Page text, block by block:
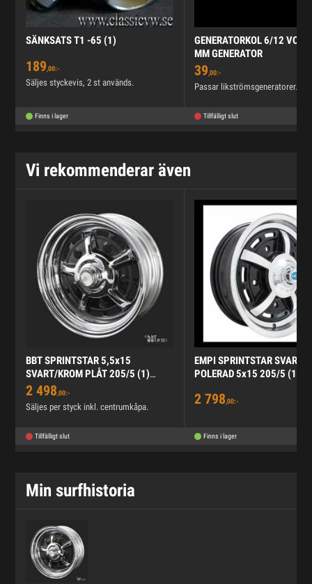
SÄNKSATS T1 -65 (1)
189,00:-
Säljes styckevis, 2 st används.
Finns i lager
GENERATORKOL 6/12
MM GENERATOR
39,00:-
Passar likströmsgeneratorer.
Tillfälligt slut
Vi rekommenderar även
BBT SPRINTSTAR 5,5x15
SVART/KROM PLÅT 205/5 (1)
ET25
2 498,00:-
Säljes per styck inkl. centrumkåpa.
Tillfälligt slut
EMPI SPRINTSTAR SVART /
POLERAD 5x15 205/5 (1)
2 798,00:-
Finns i lager
Min surfhistoria